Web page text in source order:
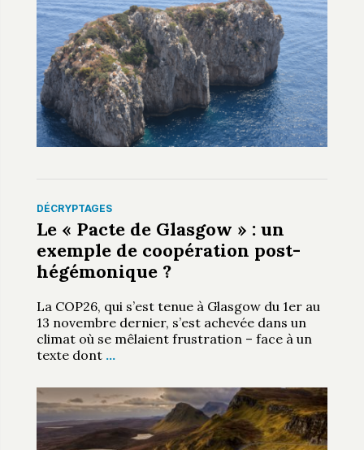
DÉCRYPTAGES
Le « Pacte de Glasgow » : un
exemple de coopération post-
hégémonique ?
La COP26, qui s’est tenue à Glasgow du 1er au
13 novembre dernier, s’est achevée dans un
climat où se mêlaient frustration – face à un
texte dont …